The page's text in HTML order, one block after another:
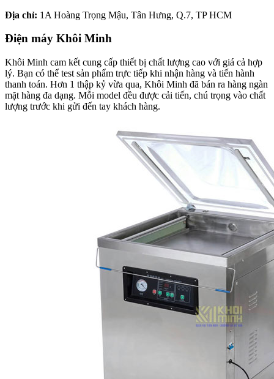
Địa chỉ: 1A Hoàng Trọng Mậu, Tân Hưng, Q.7, TP HCM
Điện máy Khôi Minh
Khôi Minh cam kết cung cấp thiết bị chất lượng cao với giá cả hợp
lý. Bạn có thể test sản phẩm trực tiếp khi nhận hàng và tiến hành
thanh toán. Hơn 1 thập kỷ vừa qua, Khôi Minh đã bán ra hàng ngàn
mặt hàng đa dạng. Mỗi model đều được cải tiến, chú trọng vào chất
lượng trước khi gửi đến tay khách hàng.